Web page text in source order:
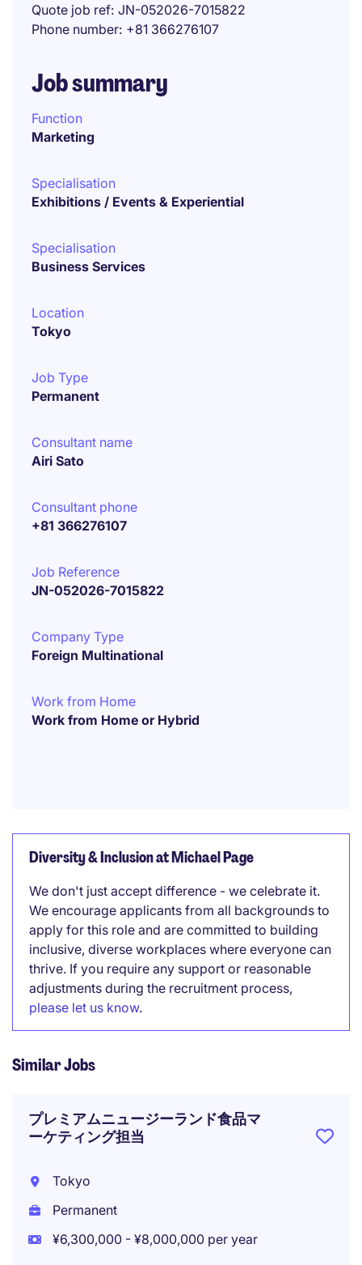
Quote job ref JN-052026-7015822
Phone number +81 366276107
Job summary
Function
Marketing
Specialisation
Exhibitions / Events & Experiential
Specialisation
Business Services
Location
Tokyo
Job Type
Permanent
Consultant name
Airi Sato
Consultant phone
+81 366276107
Job Reference
JN-052026-7015822
Company Type
Foreign Multinational
Work from Home
Work from Home or Hybrid
Diversity & Inclusion at Michael Page
We don't just accept difference - we celebrate it.
We encourage applicants from all backgrounds to
apply for this role and are committed to building
inclusive, diverse workplaces where everyone can
thrive. If you require any support or reasonable
adjustments during the recruitment process,
please let us know.
Similar Jobs
プレミアムニュージーランド食品マ
ーケティング担当
Tokyo
Permanent
¥6,300,000 - ¥8,000,000 per year